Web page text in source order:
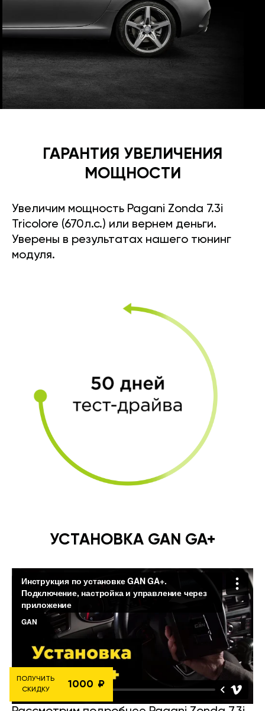
ГАРАНТИЯ УВЕЛИЧЕНИЯ
МОЩНОСТИ
Увеличим мощность Pagani Zonda 7.3i
Tricolore (670л.с.) или вернем деньги.
Уверены в результатах нашего тюнинг
модуля.
УСТАНОВКА GAN GA+
ПОЛУЧИТЬ
СКИДКУ
1000